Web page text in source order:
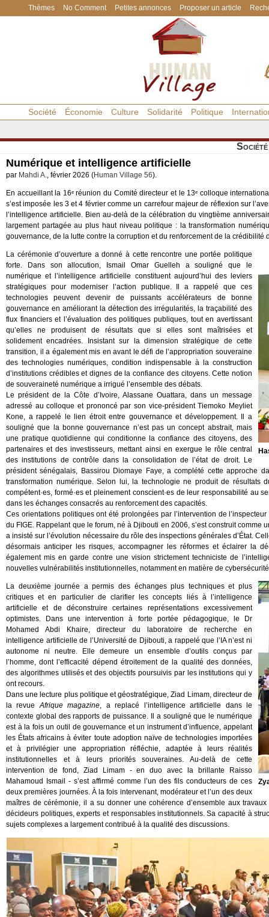
Thèmes No Comment Petites annonces Proposer un article
Société Économie Culture Solidarité Politique
Société
Numérique et intelligence artificielle
par Mahdi A., février 2026 (Human Village 56).
En accueillant la 16ᵉ réunion du Comité directeur et le 13ᵉ colloque
s’est imposée les 3 et 4 février comme un carrefour majeur de réflexion sur
l’intelligence artificielle. Bien au-delà de la célébration du vingtième
largement partagée au plus haut niveau politique : la transformation
gouvernance, de la lutte contre la corruption et du renforcement de la crédibilité
La cérémonie d’ouverture a donné à cette rencontre une portée politique
forte. Dans son allocution, Ismail Omar Guelleh a souligné que le
numérique et l’intelligence artificielle constituent aujourd’hui des leviers
stratégiques pour moderniser l’action publique. Il a rappelé que ces
technologies peuvent devenir de puissants accélérateurs de bonne
gouvernance en améliorant la détection des irrégularités, la traçabilité des
flux financiers et l’évaluation des politiques publiques, tout en avertissant
qu’elles ne produisent de résultats que si elles sont maîtrisées et
solidement encadrées. Insistant sur la dimension stratégique de cette
transition, il a également mis en avant le défi de l’appropriation souveraine
des technologies numériques, condition indispensable à la construction
d’institutions crédibles et dignes de la confiance des citoyens. Cette notion
de souveraineté numérique a irrigué l’ensemble des débats.
Le président de la Côte d’Ivoire, Alassane Ouattara, dans un message
adressé au colloque et prononcé par son vice-président Tiemoko Meyliet
Kone, a rappelé le lien étroit entre gouvernance et développement. Il a
souligné que la bonne gouvernance n’est pas un concept abstrait, mais
une pratique quotidienne qui conditionne la confiance des citoyens, des
partenaires et des investisseurs, mettant ainsi en exergue le rôle central
des institutions de contrôle dans la consolidation de l’état de droit. Le
président sénégalais, Bassirou Diomaye Faye, a complété cette approche
transformation numérique. Selon lui, la technologie ne produit de résultats
compétent·es, formé·es et pleinement conscient·es de leur responsabilité au
dans les échanges consacrés au renforcement des capacités.
Ces orientations politiques ont été prolongées par l’intervention de
du FIGE. Rappelant que le forum, né à Djibouti en 2006, s’est construit
a insisté sur l’évolution nécessaire du rôle des inspections générales d’État.
désormais anticiper les risques, accompagner les réformes et éclairer la
également mis en garde contre une vision strictement techniciste de
nouvelles vulnérabilités institutionnelles, notamment en matière de
La deuxième journée a permis des échanges plus techniques et plus
critiques et en particulier de clarifier les concepts liés à l’intelligence
artificielle et de déconstruire certaines représentations excessivement
optimistes. Dans une intervention à forte portée pédagogique, le Dr
Mohamed Abdi Khaire, directeur du laboratoire de recherche en
intelligence artificielle de l’Université de Djibouti, a rappelé que l’IA n’est ni
autonome ni neutre. Elle demeure un ensemble d’outils conçus par
l’homme, dont l’efficacité dépend étroitement de la qualité des données,
des algorithmes utilisés et des objectifs poursuivis par les institutions qui y
ont recours.
Dans une lecture plus politique et géostratégique, Ziad Limam, directeur de
la revueAfrique magazine, a replacé l’intelligence artificielle dans le
contexte global des rapports de puissance. Il a souligné que le numérique
est à la fois un outil de gouvernance et un instrument d’influence, appelant
les États africains à éviter toute adoption naïve de technologies importées
et à privilégier une appropriation réfléchie, adaptée à leurs réalités
institutionnelles et à leurs priorités souveraines. Au-delà de cette
intervention de fond, Ziad Limam - en duo avec la brillante Raisso
Mahamoud Ismail - s’est affirmé comme l’un des fils conducteurs de ces
deux premières journées. À la fois intervenant, modérateur et l’un des deux
maîtres de cérémonie, il a su donner une cohérence d’ensemble aux
décideurs politiques, experts et responsables institutionnels. Sa capacité à
sujets complexes a largement contribué à la qualité des discussions.